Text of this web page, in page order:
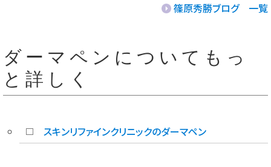
篠原秀勝ブログ 一覧
ダーマペンについてもっ
と詳しく
スキンリファインクリニックのダーマペン